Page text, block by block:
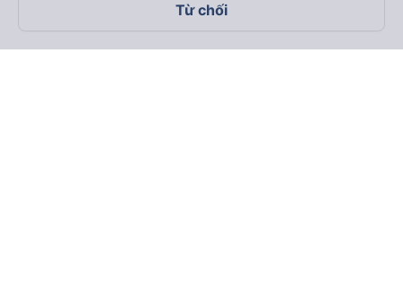
Theo dõi chúng tôi trên
Từ chối